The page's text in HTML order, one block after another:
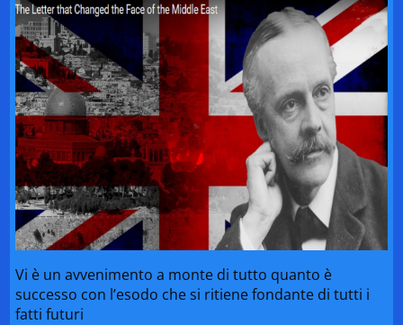
Vi è un avvenimento a monte di tutto quanto è
successo con l’esodo che si ritiene fondante di tutti i
fatti futuri